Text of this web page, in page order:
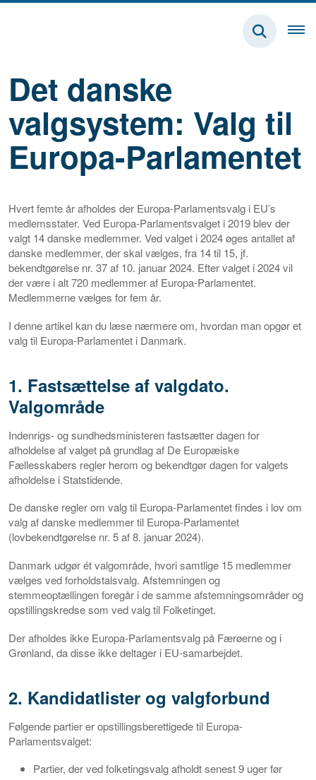
Det danske
valgsystem: Valg til
Europa-Parlamentet
Hvert femte år afholdes der Europa-Parlamentsvalg i EU’s
medlemsstater. Ved Europa-Parlamentsvalget i 2019 blev der
valgt 14 danske medlemmer. Ved valget i 2024 øges antallet af
danske medlemmer, der skal vælges, fra 14 til 15, jf.
bekendtgørelse nr. 37 af 10. januar 2024. Efter valget i 2024 vil
der være i alt 720 medlemmer af Europa-Parlamentet.
Medlemmerne vælges for fem år.
I denne artikel kan du læse nærmere om, hvordan man opgør et
valg til Europa-Parlamentet i Danmark.
1. Fastsættelse af valgdato.
Valgområde
Indenrigs- og sundhedsministeren fastsætter dagen for
afholdelse af valget på grundlag af De Europæiske
Fællesskabers regler herom og bekendtgør dagen for valgets
afholdelse i Statstidende.
De danske regler om valg til Europa-Parlamentet findes i lov om
valg af danske medlemmer til Europa-Parlamentet
(lovbekendtgørelse nr. 5 af 8. januar 2024).
Danmark udgør ét valgområde, hvori samtlige 15 medlemmer
vælges ved forholdstalsvalg. Afstemningen og
stemmeoptællingen foregår i de samme afstemningsområder og
opstillingskredse som ved valg til Folketinget.
Der afholdes ikke Europa-Parlamentsvalg på Færøerne og i
Grønland, da disse ikke deltager i EU-samarbejdet.
2. Kandidatlister og valgforbund
Følgende partier er opstillingsberettigede til Europa-
Parlamentsvalget:
Partier, der ved folketingsvalg afholdt senest 9 uger før